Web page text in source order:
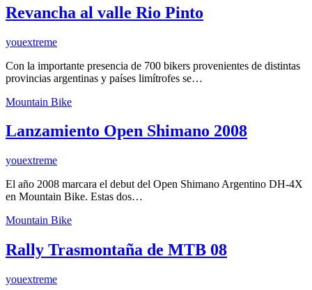
Revancha al valle Rio Pinto
youextreme
Con la importante presencia de 700 bikers provenientes de distintas
provincias argentinas y países limítrofes se…
Mountain Bike
Lanzamiento Open Shimano 2008
youextreme
El año 2008 marcara el debut del Open Shimano Argentino DH-4X
en Mountain Bike. Estas dos…
Mountain Bike
Rally Trasmontaña de MTB 08
youextreme